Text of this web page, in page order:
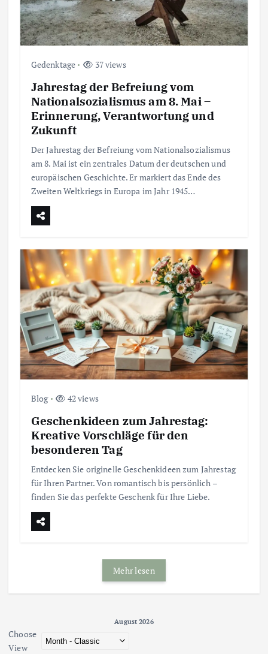
Gedenktage 37 views
Jahrestag der Befreiung vom
Nationalsozialismus am 8. Mai –
Erinnerung, Verantwortung und
Zukunft
Der Jahrestag der Befreiung vom Nationalsozialismus
am 8. Mai ist ein zentrales Datum der deutschen und
europäischen Geschichte. Er markiert das Ende des
Zweiten Weltkriegs in Europa im Jahr 1945…
Blog 42 views
Geschenkideen zum Jahrestag:
Kreative Vorschläge für den
besonderen Tag
Entdecken Sie originelle Geschenkideen zum Jahrestag
für Ihren Partner. Von romantisch bis persönlich –
finden Sie das perfekte Geschenk für Ihre Liebe.
Mehr lesen
Skip Calendar
August 2026 - current view is dayGridMonth
August 2026
Choose
View